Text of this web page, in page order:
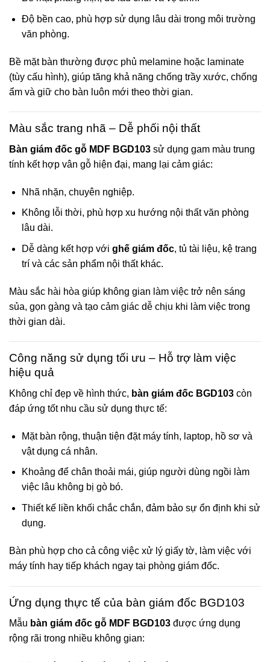
Độ bền cao, phù hợp sử dụng lâu dài trong môi trường
văn phòng.
Bề mặt bàn thường được phủ melamine hoặc laminate
(tùy cấu hình), giúp tăng khả năng chống trầy xước, chống
ẩm và giữ cho bàn luôn mới theo thời gian.
Màu sắc trang nhã – Dễ phối nội thất
Bàn giám đốc gỗ MDF BGD103 sử dụng gam màu trung
tính kết hợp vân gỗ hiện đại, mang lại cảm giác:
Nhã nhặn, chuyên nghiệp.
Không lỗi thời, phù hợp xu hướng nội thất văn phòng
lâu dài.
Dễ dàng kết hợp với ghế giám đốc, tủ tài liệu, kệ trang
trí và các sản phẩm nội thất khác.
Màu sắc hài hòa giúp không gian làm việc trở nên sáng
sủa, gọn gàng và tạo cảm giác dễ chịu khi làm việc trong
thời gian dài.
Công năng sử dụng tối ưu – Hỗ trợ làm việc
hiệu quả
Không chỉ đẹp về hình thức, bàn giám đốc BGD103 còn
đáp ứng tốt nhu cầu sử dụng thực tế:
Mặt bàn rộng, thuận tiện đặt máy tính, laptop, hồ sơ và
vật dụng cá nhân.
Khoảng để chân thoải mái, giúp người dùng ngồi làm
việc lâu không bị gò bó.
Thiết kế liền khối chắc chắn, đảm bảo sự ổn định khi sử
dụng.
Bàn phù hợp cho cả công việc xử lý giấy tờ, làm việc với
máy tính hay tiếp khách ngay tại phòng giám đốc.
Ứng dụng thực tế của bàn giám đốc BGD103
Mẫu bàn giám đốc gỗ MDF BGD103 được ứng dụng
rộng rãi trong nhiều không gian: